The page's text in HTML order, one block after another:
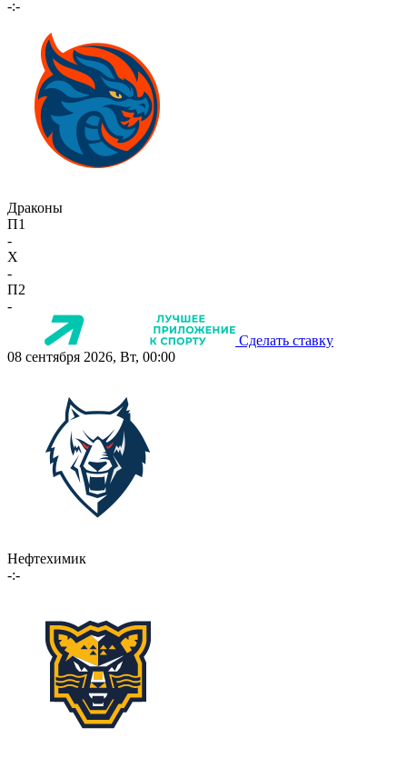
-:-
Драконы
П1
-
X
-
П2
-
Сделать ставку
08 сентября 2026, Вт, 00:00
Нефтехимик
-:-